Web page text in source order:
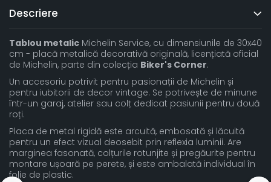
Descriere
Tablou metalic Michelin Service, cu dimensiunile de 30x40
cm - placă metalică decorativă originală, licențiată oficial
de Michelin, parte din colecția Biker's Corner.
Un accesoriu potrivit pentru pasionații de Michelin și
pentru iubitorii de decor vintage. Se potrivește de minune
într-un garaj, atelier sau colț dedicat pasiunii pentru două
roți.
Placa de metal rigidă este arcuită, embosată și lăcuită
pentru un efect vizual deosebit prin reflexia luminii. Are
marginea fasonată, colțurile rotunjite și pregăurite pentru
montare ușoară pe perete, și este ambalată individual în
folie de plastic.